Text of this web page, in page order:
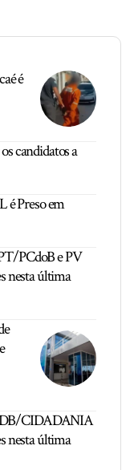
é
candidatos a
é Preso em
PCdoB e PV
nesta última
CIDADANIA
nesta última